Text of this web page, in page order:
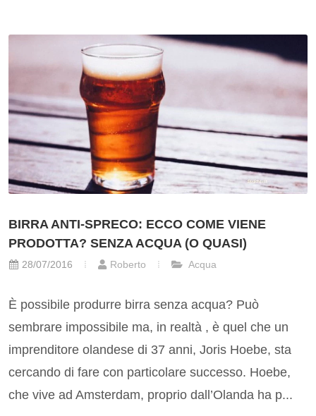
BIRRA ANTI-SPRECO: ECCO COME VIENE
PRODOTTA? SENZA ACQUA (O QUASI)
28/07/2016 Roberto Acqua
È possibile produrre birra senza acqua? Può
sembrare impossibile ma, in realtà , è quel che un
imprenditore olandese di 37 anni, Joris Hoebe, sta
cercando di fare con particolare successo. Hoebe,
che vive ad Amsterdam, proprio dall’Olanda ha p...